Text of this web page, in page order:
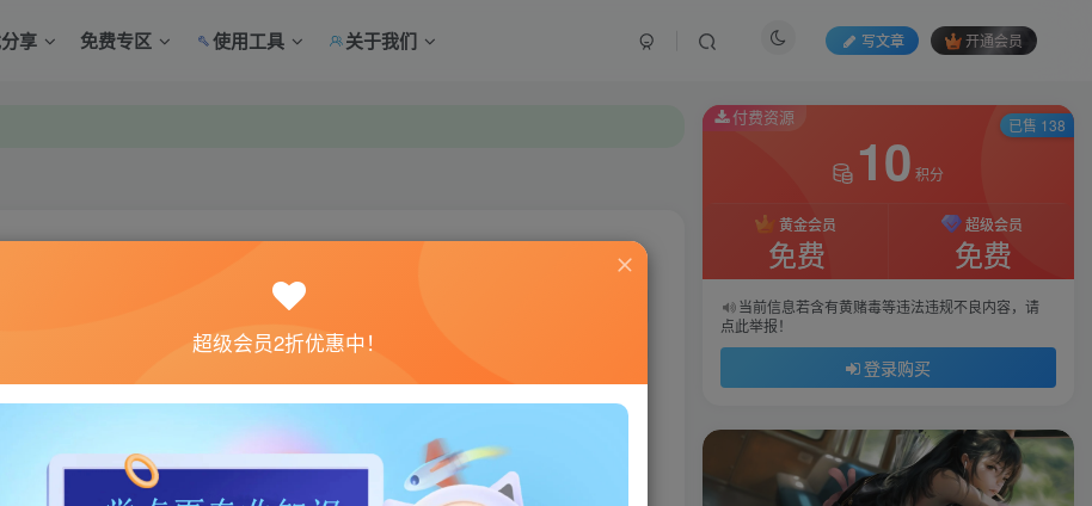
享 免费专区 使用工具 关于我们 写文章 开通会员
心绑定！
心绑定！
付费资源
10 积分
黄金会员
免费
超级会员
免费
当前信息若含有黄赌毒等违法违规不良内容，请
点此举报！
登录购买
已售 138
超级会员2折优惠中！